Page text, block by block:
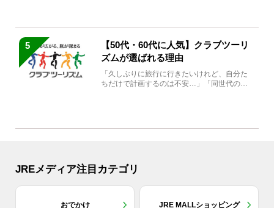
5
【50代・60代に人気】クラブツーリ
ズムが選ばれる理由
「久しぶりに旅行に行きたいけれど、自分た
ちだけで計画するのは不安…」「同世代の方
JREメディア注目カテゴリ
おでかけ JRE MALLショッピング